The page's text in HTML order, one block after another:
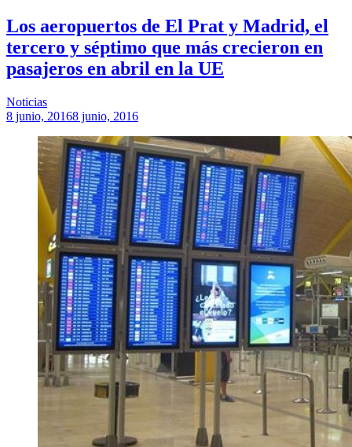
Los aeropuertos de El Prat y Madrid, el
tercero y séptimo que más crecieron en
pasajeros en abril en la UE
Noticias
8 junio, 20168 junio, 2016